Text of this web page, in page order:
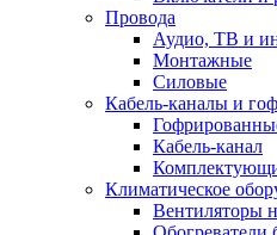
Провода
Аудио, ТВ и
Монтажные
Силовые
Кабель-каналы и
Кабель-канал
Климатическое
Вентиляторы